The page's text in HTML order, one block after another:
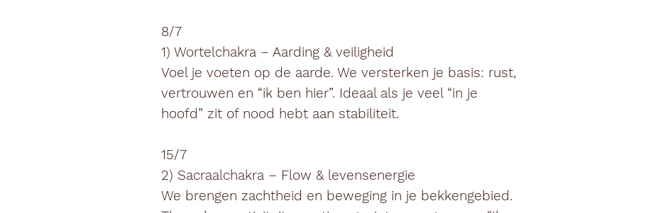
8/7
1) Wortelchakra – Aarding & veiligheid
Voel je voeten op de aarde. We versterken je basis: rust,
vertrouwen en “ik ben hier”. Ideaal als je veel “in je
hoofd” zit of nood hebt aan stabiliteit.
15/7
2) Sacraalchakra – Flow & levensenergie
We brengen zachtheid en beweging in je bekkengebied.